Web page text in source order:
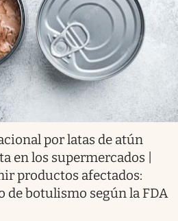
por latas de atún
en los supermercados |
productos afectados:
de botulismo según la FDA